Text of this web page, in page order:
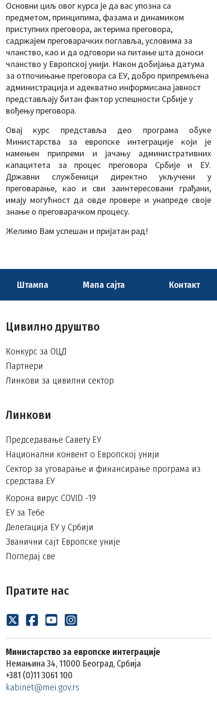
Основни циљ овог курса је да вас упозна са
предметом, принципима, фазама и динамиком
приступних преговора, актерима преговора,
садржајем преговарачких поглавља, условима за
чланство, као и да одговори на питање шта доноси
чланство у Европској унији. Након добијања датума
за отпочињање преговора са ЕУ, добро припремљена
администрација и адекватно информисана јавност
представљају битан фактор успешности Србије у
вођењу преговора.
Овај курс представља део програма обуке
Министарства за европске интеграције који је
намењен припреми и јачању административних
капацитета за процес преговора Србије и ЕУ.
Државни службеници директно укључени у
преговарање, као и сви заинтересовани грађани,
имају могућност да овде провере и унапреде своје
знање о преговарачком процесу.
Желимо Вам успешан и пријатан рад!
Штампа Мапа сајта Контакт
Цивилно друштво
Конкурс за ОЦД
Партнери
Линкови за цивилни сектор
Линкови
Председавање Савету ЕУ
Национални конвент о Европској унији
Сектор за уговарање и финансирање програма из
средстава ЕУ
Корона вирус COVID -19
ЕУ за Тебе
Делегација ЕУ у Србији
Званични сајт Европске уније
Погледај све
Пратите нас
Министарство за европске интеграције
Немањина 34, 11000 Београд, Србија
+381 (0)11 3061 100
kabinet@mei.gov.rs